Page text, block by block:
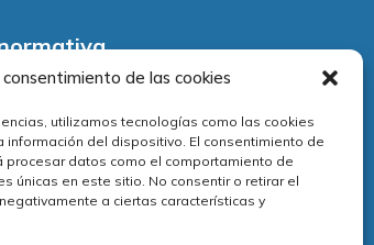
de las cookies
utilizamos tecnologías como las cookies
información del dispositivo. El consentimiento de
datos como el comportamiento de
únicas en este sitio. No consentir o retirar el
a ciertas características y